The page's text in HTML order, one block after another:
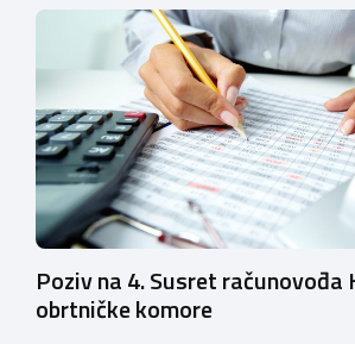
koji još nemaju licenciju da pokrenu
licenciranja kako bi budućim učenicima
kvalitetno i sigurno stjecanje praktičnih
istodobno ulagali u razvoj […]
Poziv na 4. Susret
obrtničke komore